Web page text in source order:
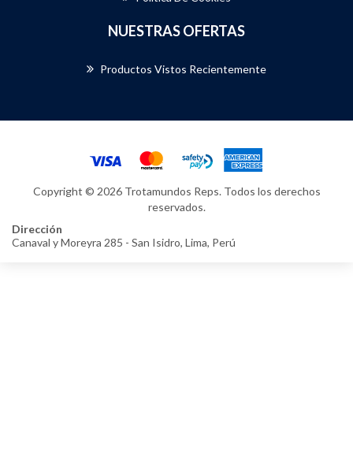
NUESTRAS OFERTAS
Productos Vistos Recientemente
Copyright © 2026 Trotamundos Reps. Todos los derechos
reservados.
Dirección
Canaval y Moreyra 285 - San Isidro, Lima, Perú